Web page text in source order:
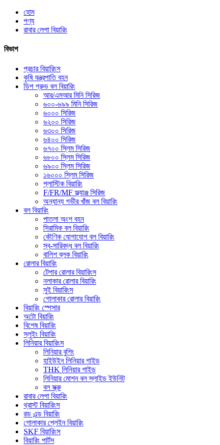
হোম
পণ্য
রাবার লেপা বিয়ারিং
বিভাগ
প্রচার বিয়ারিংস
কৃষি যন্ত্রপাতি বহন
ডিপ গ্রুভ বল বিয়ারিং
আর/এমআর মিনি সিরিজ
৬০০-৬৯৯ মিনি সিরিজ
৬০০০ সিরিজ
৬২০০ সিরিজ
৬৩০০ সিরিজ
৬৪০০ সিরিজ
৬৭০০ স্লিম সিরিজ
৬৮০০ স্লিম সিরিজ
৬৯০০ স্লিম সিরিজ
১৬০০০ স্লিম সিরিজ
প্লাস্টিক বিয়ারিং
F/FR/MF ফ্ল্যাঞ্জ সিরিজ
অন্যান্য গভীর খাঁজ বল বিয়ারিং
বল বিয়ারিং
পাতলা অংশ বহন
সিরামিক বল বিয়ারিং
কৌণিক যোগাযোগ বল বিয়ারিং
স্ব-সারিবদ্ধ বল বিয়ারিং
বালিশ ব্লক বিয়ারিং
রোলার বিয়ারিং
টেপার রোলার বিয়ারিংস
নলাকার রোলার বিয়ারিং
সুই বিয়ারিংস
গোলাকার রোলার বিয়ারিং
বিয়ারিং স্পেসার
অটো বিয়ারিং
বিশেষ বিয়ারিং
স্লুইং বিয়ারিং
লিনিয়ার বিয়ারিংস
লিনিয়ার বুশিং
হাইউইন লিনিয়ার গাইড
THK লিনিয়ার গাইড
লিনিয়ার মোশন বল স্লাইড ইউনিট
বল স্ক্রু
রাবার লেপা বিয়ারিং
থ্রাস্ট বিয়ারিংস
রড এন্ড বিয়ারিং
গোলাকার প্লেইন বিয়ারিং
SKF বিয়ারিংস
বিয়ারিং পার্টস